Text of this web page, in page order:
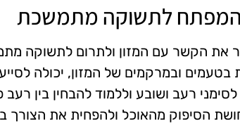
המפתח לתשוקה מתמשכת
את הקשר עם המזון ולתרום לתשוקה
ובמרקמים של המזון, יכולה
רעב ושובע וללמוד להבחין בין רעב
הסיפוק מהאוכל ולהפחית את הצורך